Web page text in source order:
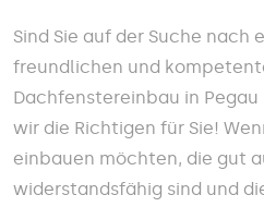
Sind Sie auf der Suche nach
freundlichen und
Dachfenstereinbau in
wir die Richtigen für Sie!
einbauen möchten, die gut
widerstandsfähig sind und